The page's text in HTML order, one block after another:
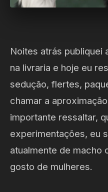
Noites atrás publiquei
na livraria e hoje eu
sedução, flertes,
chamar a
importante ressaltar,
experimentações, eu
atualmente de macho
gosto de mulheres.